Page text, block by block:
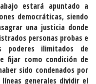
estará apuntado a
democráticas, siendo
una justicia donde
personas probas e
poderes ilimitados de
fijar como condición de
sido condenados por
generales dividir el